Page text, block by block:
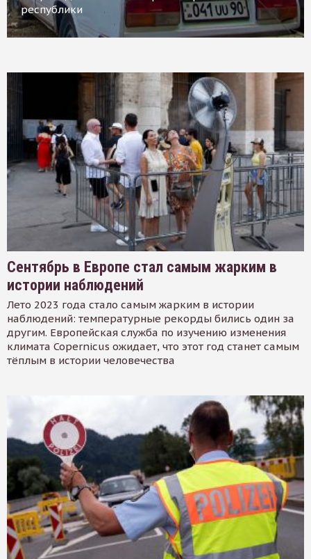
республики
Сентябрь в Европе стал самым жарким в
истории наблюдений
Лето 2023 года стало самым жарким в истории
наблюдений: температурные рекорды бились один за
другим. Европейская служба по изучению изменения
климата Copernicus ожидает, что этот год станет самым
тёплым в истории человечества